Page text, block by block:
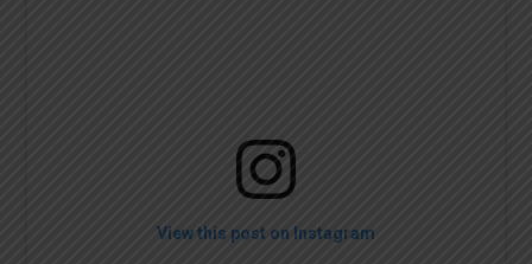
View this post on Instagram